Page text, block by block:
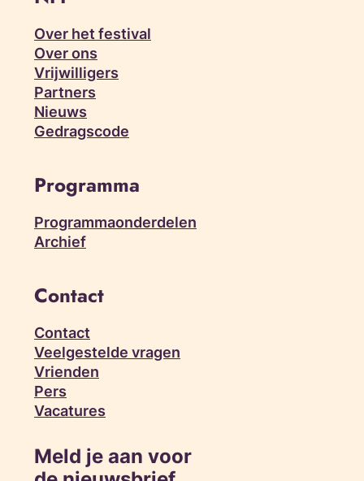
Over het festival
Over ons
Vrijwilligers
Partners
Nieuws
Gedragscode
Programma
Programmaonderdelen
Archief
Contact
Contact
Veelgestelde vragen
Vrienden
Pers
Vacatures
Meld je aan voor